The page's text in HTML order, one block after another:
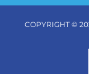
COPYRIGHT ©